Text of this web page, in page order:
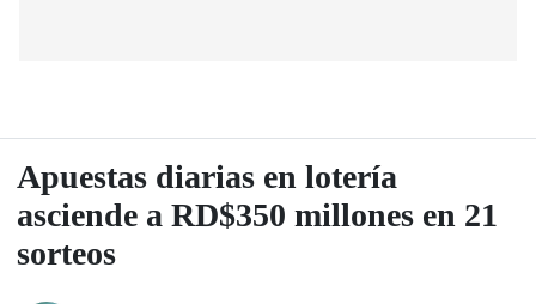
Apuestas diarias en lotería
asciende a RD$350 millones en 21
sorteos